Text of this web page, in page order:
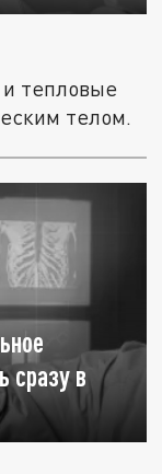
тепловые
телом.
сразу в